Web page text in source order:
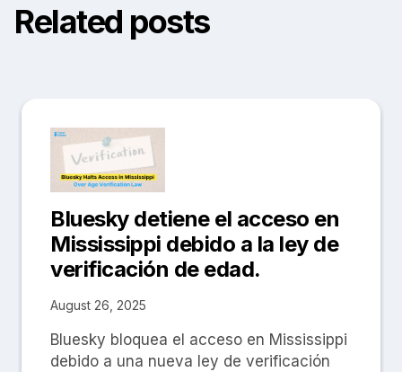
Related posts
Bluesky detiene el acceso en
Mississippi debido a la ley de
verificación de edad.
August 26, 2025
Bluesky bloquea el acceso en Mississippi
debido a una nueva ley de verificación